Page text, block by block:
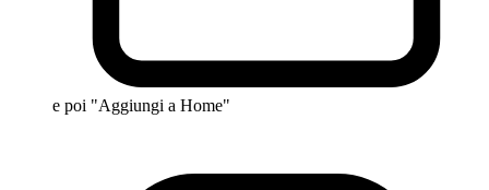
e poi "Aggiungi a Home"